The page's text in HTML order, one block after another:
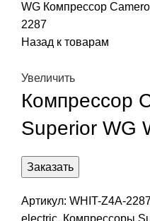
WG Компрессор
2287
Назад к товарам
Увеличить
Компрессор
Superior WG
Заказать
Артикул: WHIT-Z4A-